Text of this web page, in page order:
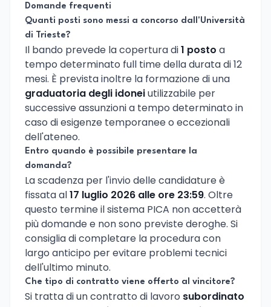
Domande frequenti
Quanti posti sono messi a concorso dall'Università
di Trieste?
Il bando prevede la copertura di1 posto a
tempo determinato full time della durata di 12
mesi. È prevista inoltre la formazione di una
graduatoria degli idoneiutilizzabile per
successive assunzioni a tempo determinato in
caso di esigenze temporanee o eccezionali
dell'ateneo.
Entro quando è possibile presentare la
domanda?
La scadenza per l'invio delle candidature è
fissata al17 luglio 2026 alle ore 23:59. Oltre
questo termine il sistema PICA non accetterà
più domande e non sono previste deroghe. Si
consiglia di completare la procedura con
largo anticipo per evitare problemi tecnici
dell'ultimo minuto.
Che tipo di contratto viene offerto al vincitore?
Si tratta di un contratto di lavoro subordinato